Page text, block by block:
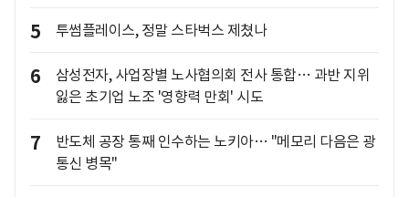
5 투썸플레이스, 정말 스타벅스 제쳤나
6
삼성전자, 사업장별 노사협의회 전사 통합… 과반 지위
잃은 초기업 노조 '영향력 만회' 시도
7
반도체 공장 통째 인수하는 노키아… "메모리 다음은 광
통신 병목"